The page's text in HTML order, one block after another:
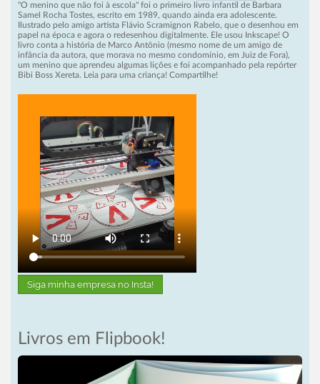
"O menino que não foi à escola" foi o primeiro livro infantil de Barbara
Samel Rocha Tostes, escrito em 1989, quando ainda era adolescente.
Ilustrado pelo amigo artista Flávio Scramignon Rabelo, que o desenhou em
papel na época e agora o redesenhou digitalmente. Ele usou Inkscape! O
livro conta a história de Marco Antônio (mesmo nome de um amigo de
infância da autora, que morava no mesmo condomínio, em Juiz de Fora),
um menino que aprendeu algumas lições e foi acompanhado pela repórter
Bibi Boss Xereta. Leia para uma criança! Compartilhe!
Siga minha empresa no Insta!
Livros em Flipbook!